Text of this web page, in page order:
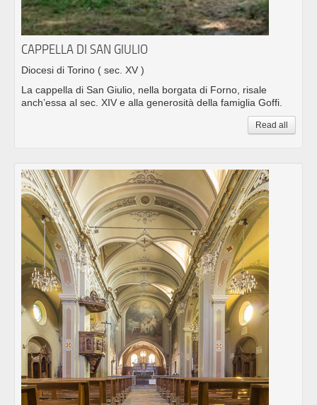
CAPPELLA DI SAN GIULIO
Diocesi di Torino ( sec. XV )
La cappella di San Giulio, nella borgata di Forno, risale
anch’essa al sec. XIV e alla generosità della famiglia Goffi.
Read all